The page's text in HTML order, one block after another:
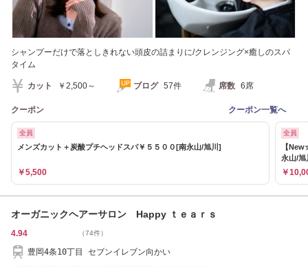
シャンプーだけで落としきれない頭皮の詰まりに/クレンジング×癒しのスパ
タイム
カット ￥2,500～ ブログ 57件 席数 6席
クーポン クーポン一覧へ
全員
メンズカット＋炭酸プチヘッドスパ￥５５００[南永山/旭川]
￥5,500
全員
【
永山/旭
￥
オーガニックヘアーサロン Happy ｔｅａｒｓ
4.94 （74件）
豊岡4条10丁目 セブンイレブン向かい